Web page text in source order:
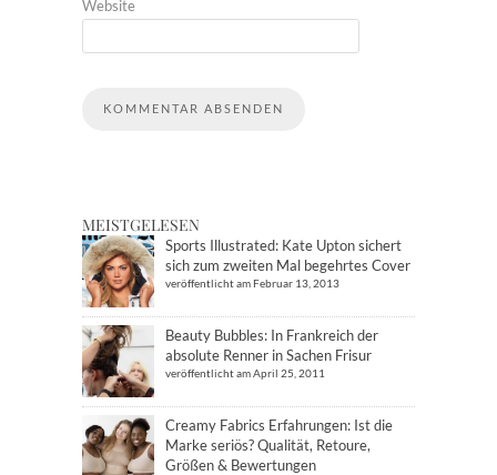
Website
MEISTGELESEN
Sports Illustrated: Kate Upton sichert
sich zum zweiten Mal begehrtes Cover
veröffentlicht am Februar 13, 2013
Beauty Bubbles: In Frankreich der
absolute Renner in Sachen Frisur
veröffentlicht am April 25, 2011
Creamy Fabrics Erfahrungen: Ist die
Marke seriös? Qualität, Retoure,
Größen & Bewertungen